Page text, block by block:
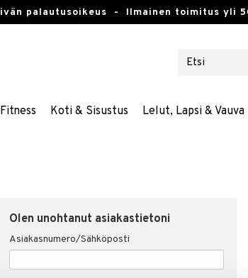
palautusoikeus - Ilmainen toimitus yli
Fitness Koti & Sisustus Lelut, Lapsi & Vauva
Olen unohtanut asiakastietoni
Asiakasnumero/Sähköposti